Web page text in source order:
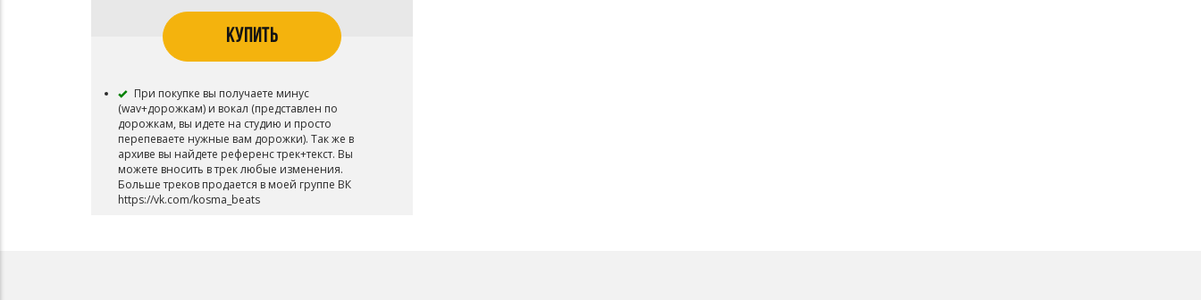
КУПИТЬ
При покупке вы получаете минус
(wav+дорожкам) и вокал (представлен по
дорожкам, вы идете на студию и просто
перепеваете нужные вам дорожки). Так же в
архиве вы найдете референс трек+текст. Вы
можете вносить в трек любые изменения.
Больше треков продается в моей группе ВК
https://vk.com/kosma_beats